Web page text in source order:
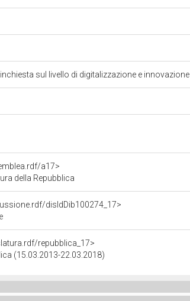
sul livello di digitalizzazione e innovazione
a17>
della Repubblica
disIdDib100274_17>
repubblica_17>
(15.03.2013-22.03.2018)